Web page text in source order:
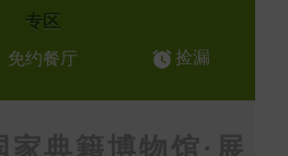
专区
免约餐厅 捡漏
家典籍博物馆·展